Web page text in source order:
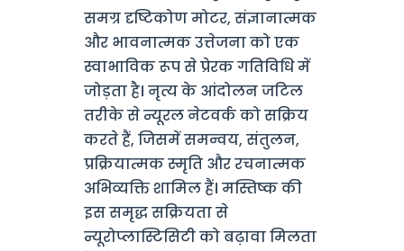
समग्र दृष्टिकोण मोटर, संज्ञानात्मक
और भावनात्मक उत्तेजना को एक
स्वाभाविक रूप से प्रेरक गतिविधि में
जोड़ता है। नृत्य के आंदोलन जटिल
तरीके से न्यूरल नेटवर्क को सक्रिय
करते हैं, जिसमें समन्वय, संतुलन,
प्रक्रियात्मक स्मृति और रचनात्मक
अभिव्यक्ति शामिल हैं। मस्तिष्क की
इस समृद्ध सक्रियता से
न्यूरोप्लास्टिसिटी को बढ़ावा मिलता